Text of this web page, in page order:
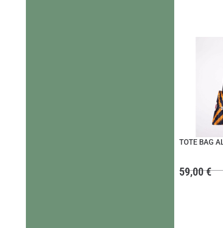
TOTE BAG
59,00€